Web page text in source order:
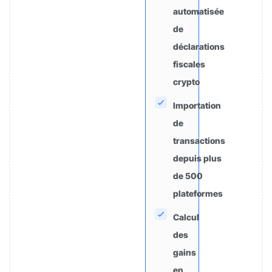
automatisée
de
déclarations
fiscales
crypto
Importation
de
transactions
depuis plus
de 500
plateformes
Calcul
des
gains
en